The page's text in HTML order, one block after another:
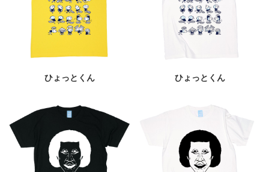
ひょっとくん ひょっとくん